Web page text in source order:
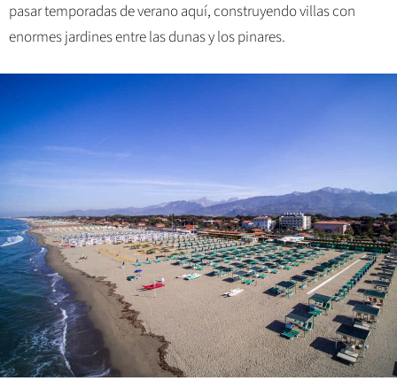
pasar temporadas de verano aquí, construyendo villas con
enormes jardines entre las dunas y los pinares.